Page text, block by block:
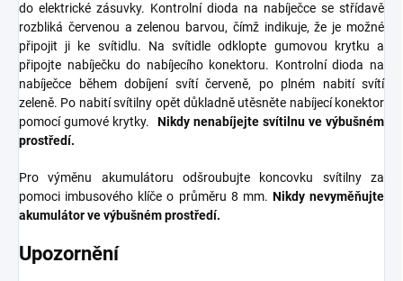
do elektrické zásuvky. Kontrolní dioda na nabíječce se střídavě
rozbliká červenou a zelenou barvou, čímž indikuje, že je možné
připojit ji ke svítidlu. Na svítidle odklopte gumovou krytku a
připojte nabíječku do nabíjecího konektoru. Kontrolní dioda na
nabíječce během dobíjení svítí červeně, po plném nabití svítí
zeleně. Po nabití svítilny opět důkladně utěsněte nabíjecí konektor
pomocí gumové krytky.
Nikdy nenabíjejte svítilnu ve výbušném
prostředí.
Pro výměnu akumulátoru odšroubujte koncovku svítilny za
pomoci imbusového klíče o průměru 8 mm. Nikdy nevyměňujte
akumulátor ve výbušném prostředí.
Upozornění